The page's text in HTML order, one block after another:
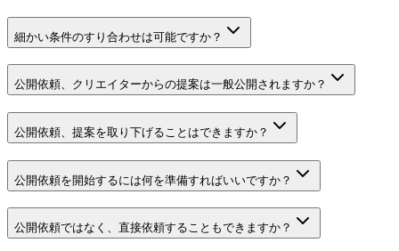
細かい条件のすり合わせは可能ですか？
公開依頼、クリエイターからの提案は一般公開されますか？
公開依頼、提案を取り下げることはできますか？
公開依頼を開始するには何を準備すればいいですか？
公開依頼ではなく、直接依頼することもできますか？